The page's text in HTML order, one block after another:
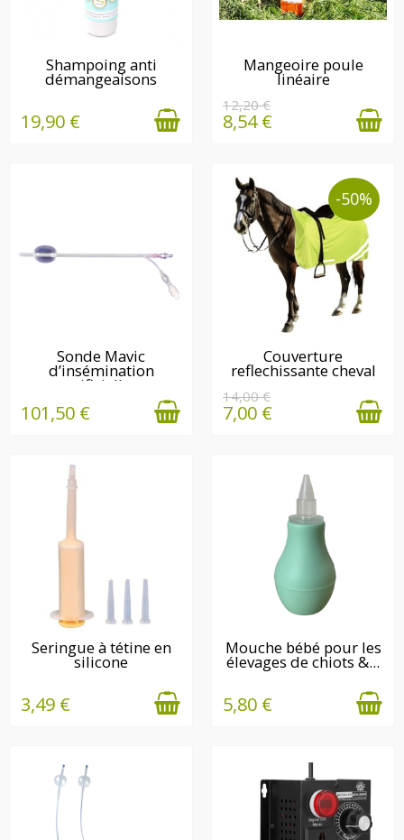
EN STOCK
Shampoing anti
démangeaisons
19,90 €
DERNIÈRE(S)
QUANTITÉ(S)
DISPONIBLE(S)
Mangeoire poule
linéaire
12,20 €
8,54 €
EN STOCK
Sonde Mavic
d’insémination
artificielle...
101,50 €
-50%
DERNIÈRE(S)
QUANTITÉ(S)
DISPONIBLE(S)
Couverture
reflechissante cheval
14,00 €
7,00 €
EN STOCK
Seringue à tétine en
silicone
3,49 €
EN STOCK
Mouche bébé pour les
élevages de chiots &...
5,80 €